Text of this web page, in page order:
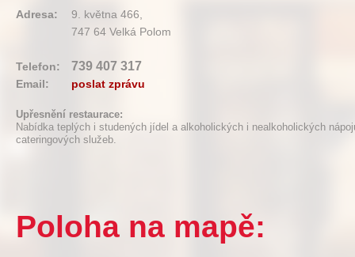
Adresa:
9. května 466,
747 64 Velká Polom
Telefon: 739 407 317
Email: poslat zprávu
Upřesnění restaurace:
Nabídka teplých i studených jídel a alkoholických i nealkoholických
cateringových služeb.
Poloha na mapě: